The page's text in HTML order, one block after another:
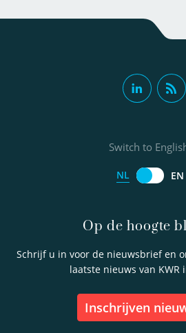
Op de hoogte
Schrijf u in voor de nieuwsbrief en
laatste nieuws van KWR
inschrijven
Switch to
NL EN